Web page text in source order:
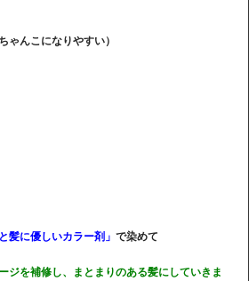
ゃんこになりやすい）
髪に優しいカラー剤」 で染めて
ジを補修し、まとまりのある髪にしていきま